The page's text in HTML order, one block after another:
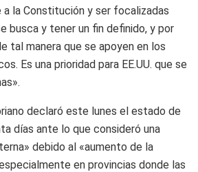
a la Constitución y ser focalizadas
busca y tener un fin definido, y por
tal manera que se apoyen en los
Es una prioridad para EE.UU. que se
declaró este lunes el estado de
días ante lo que consideró una
debido al «aumento de la
en provincias donde las